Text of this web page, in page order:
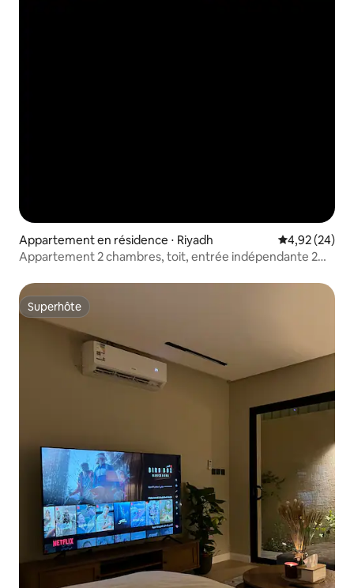
Appartement en résidence ⋅ Riyadh Évaluation
4,92 (24)
Appartement 2 chambres, toit, entrée indépendante 2
Superhôte
Superhôte